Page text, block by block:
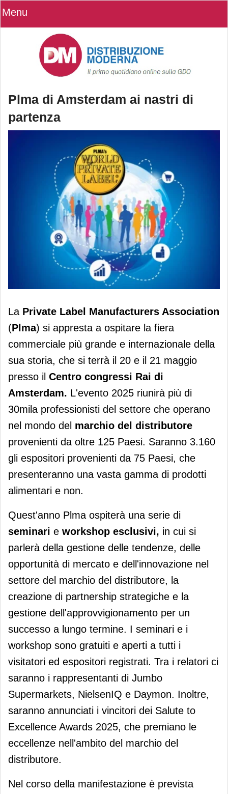
Menu
Plma di Amsterdam ai nastri di
partenza
Plma di Amsterdam ai nastri di
La Private Label Manufacturers Association
(Plma) si appresta a ospitare la fiera
commerciale più grande e internazionale della
sua storia, che si terrà il 20 e il 21 maggio
presso il Centro congressi Rai di
Amsterdam. L'evento 2025 riunirà più di
30mila professionisti del settore che operano
nel mondo del marchio del distributore
provenienti da oltre 125 Paesi. Saranno 3.160
gli espositori provenienti da 75 Paesi, che
presenteranno una vasta gamma di prodotti
alimentari e non.
Quest'anno Plma ospiterà una serie di
seminari e workshop esclusivi, in cui si
parlerà della gestione delle tendenze, delle
opportunità di mercato e dell'innovazione nel
settore del marchio del distributore, la
creazione di partnership strategiche e la
gestione dell'approvvigionamento per un
successo a lungo termine. I seminari e i
workshop sono gratuiti e aperti a tutti i
visitatori ed espositori registrati. Tra i relatori ci
saranno i rappresentanti di Jumbo
Supermarkets, NielsenIQ e Daymon. Inoltre,
saranno annunciati i vincitori dei Salute to
Excellence Awards 2025, che premiano le
eccellenze nell'ambito del marchio del
distributore.
Nel corso della manifestazione è prevista